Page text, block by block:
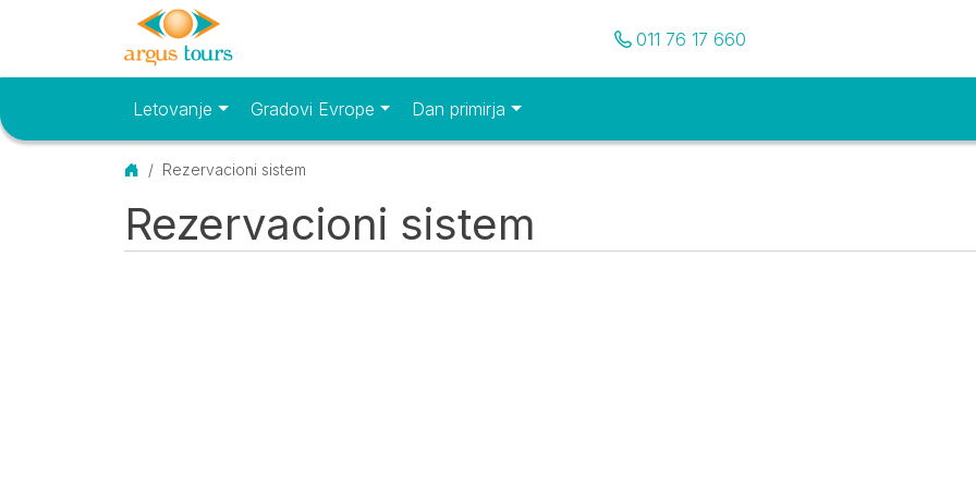
Pozovite nas
011 76 17 660
Osnovni meniLetovanje Gradovi Evrope Dan primirja
Početna
Rezervacioni sistem
Rezervacioni sistem